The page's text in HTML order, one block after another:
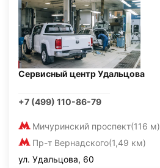
Сервисный центр Удальцова
+7 (499) 110-86-79
Мичуринский проспект(116 м)
Пр-т Вернадского(1,49 км)
ул. Удальцова, 60